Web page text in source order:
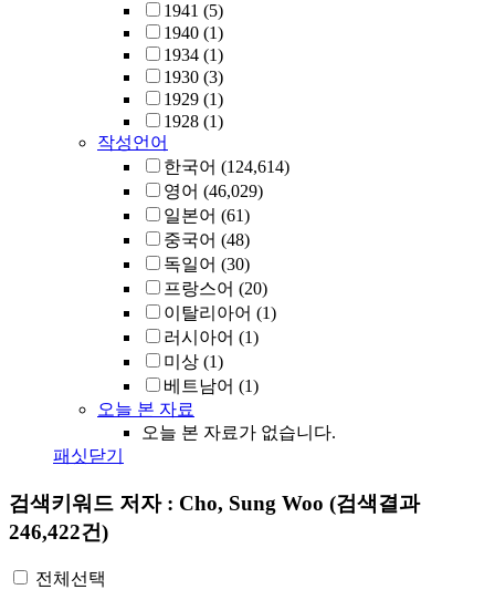
1941 (5)
1940 (1)
1934 (1)
1930 (3)
1929 (1)
1928 (1)
작성언어
한국어 (124,614)
영어 (46,029)
일본어 (61)
중국어 (48)
독일어 (30)
프랑스어 (20)
이탈리아어 (1)
러시아어 (1)
미상 (1)
베트남어 (1)
오늘 본 자료
오늘 본 자료가 없습니다.
패싯닫기
검색키워드 저자 : Cho, Sung Woo (검색결과
246,422건)
전체선택